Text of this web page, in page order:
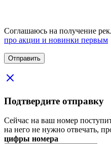
Соглашаюсь на получение
про акции и новинки первым
Подтвердите отправку
Сейчас на ваш номер
на него не нужно отвечать,
цифры номера